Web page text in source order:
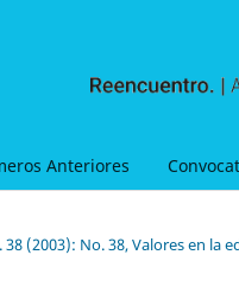
Anteriores
38 (2003): No. 38, Valores en la